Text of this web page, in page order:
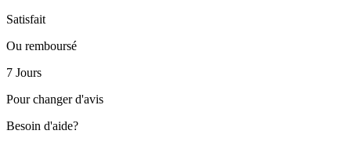
Satisfait
Ou remboursé
7 Jours
Pour changer d'avis
Besoin d'aide?